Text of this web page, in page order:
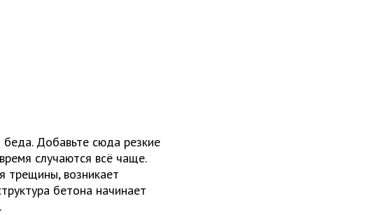
Добавьте сюда резкие
случаются всё чаще.
трещины, возникает
бетона начинает